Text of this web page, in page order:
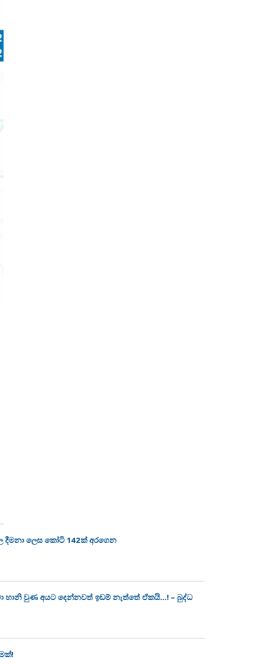
දීමනා ලෙස කෝටි 142ක් අරගෙන
හානි වුණ අයට දෙන්නවත් ඉඩම් නැත්තේ ඒකයි…! – බුද්ධ